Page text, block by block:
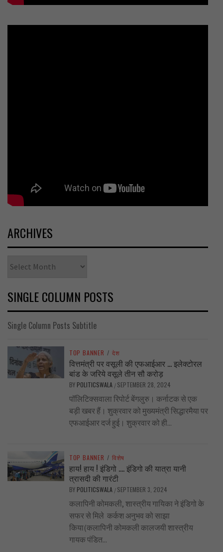
ARCHIVES
SINGLE COLUMN POSTS
Single Column Posts Subtitle
TOP BANNER / देश
वित्तमंत्री पर वसूली की एफआईआर … इलेक्टोरल
बांड के जरिये वसूले तीन सौ करोड़
BY POLITICSWALA / SEPTEMBER 28, 2024
पॉलिटिक्सवाला रिपोर्ट बेंगलुरु। कर्नाटक से एक
बड़ी खबर हैं। शुक्रवार को मुख्यमंत्री सिद्धारमैया पर
एफआईआर दर्ज हुई। शुक्रवार को ही...
TOP BANNER / विशेष
हाय! हाय ! इंडिगो …. इंडिगो की यात्रा यानी
त्रासदी की गारंटी
BY POLITICSWALA / SEPTEMBER 3, 2024
कलापिनी कोमकली, शास्त्रीय गायिका ने इंडिगो के
सफर से मिले कर्कश अनुभव को साझा
किया(कलापिनी कोमकली कालजयी शास्त्रीय
गायक पंडित...